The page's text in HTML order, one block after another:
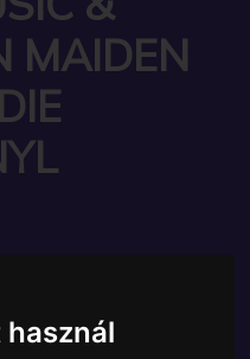
MAIDEN